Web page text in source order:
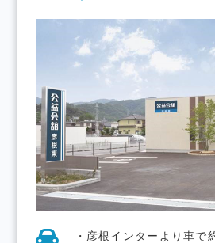
・彦根インターより車で